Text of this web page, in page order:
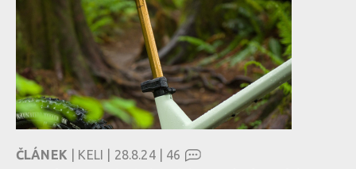
ČLÁNEK | KELI | 28.8.24 | 46